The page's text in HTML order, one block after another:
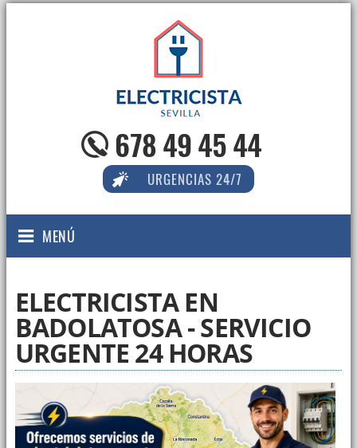
678 49 45 44
URGENCIAS 24/7
MENÚ
ELECTRICISTA EN
BADOLATOSA - SERVICIO
URGENTE 24 HORAS